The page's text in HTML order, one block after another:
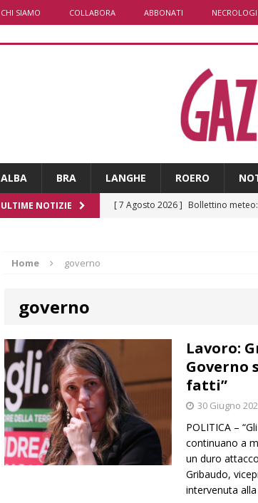
CHI SIAMO COLLABORA ABBONATI NECROLOGI
ALBA BRA LANGHE ROERO
ULTIME NOTIZIE [ 7 Agosto 2026 ] Bollettino
responsabile della risorsa idrica
[ 7 Agosto 2026 ]
Modifiche alla
rotatoria
[ 7 Agosto 2026 ]
​Dal Perù a Bra,
Mariano Trisano
BRA
Plauso del
BRA
Home governo
governo
Lavoro:
Governo
fatti”
30 Giugno
POLITICA –
continuano a
un duro
Gribaudo,
intervenuta alla